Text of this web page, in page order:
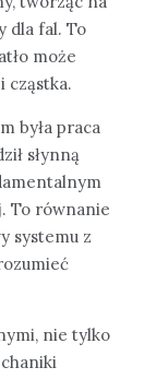
dla fal. To
może
cząstka.
była praca
słynną
To równanie
systemu z
nie tylko